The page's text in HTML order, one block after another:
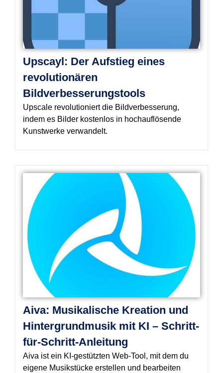
Upscayl: Der Aufstieg eines
revolutionären
Bildverbesserungstools
Upscale revolutioniert die Bildverbesserung,
indem es Bilder kostenlos in hochauflösende
Kunstwerke verwandelt.
Aiva: Musikalische Kreation und
Hintergrundmusik mit KI – Schritt-
für-Schritt-Anleitung
Aiva ist ein KI-gestützten Web-Tool, mit dem du
eigene Musikstücke erstellen und bearbeiten